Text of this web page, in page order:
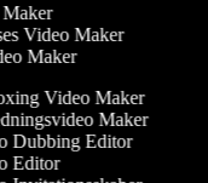
Maker
Video Maker
Maker
Video Maker
Maker
Dubbing Editor
Editor